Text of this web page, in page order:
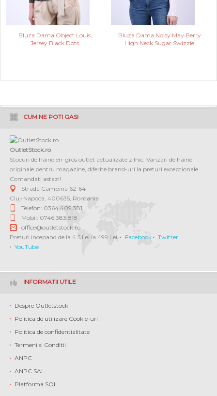
Bluza Dama Object Louis
Jersey Black Dots
Bluza Dama Noisy May Berry
High Neck Sugar Swizzie
CUM NE POTI GASI
OutletStock.ro
Stocuri de haine en-gros outlet actualizate zilnic. Vanzari de haine
originale pentru magazine, diferite brand-uri la preturi exceptionale.
Comandati astazi!
Strada Campina 62-64
Cluj-Napoca 400635 Romania
Telefon: 0364 409.381
Mobil: 0746.383.818
office@outletstock.ro
Preturi incepand de la 4.5 Lei la 499 Lei.
Facebook
Twitter
YouTube
INFORMATII UTILE
Despre Outletstock
Politica de utilizare Cookie-uri
Politica de confidentialitate
Termeni si Conditii
ANPC
ANPC SAL
Platforma SOL